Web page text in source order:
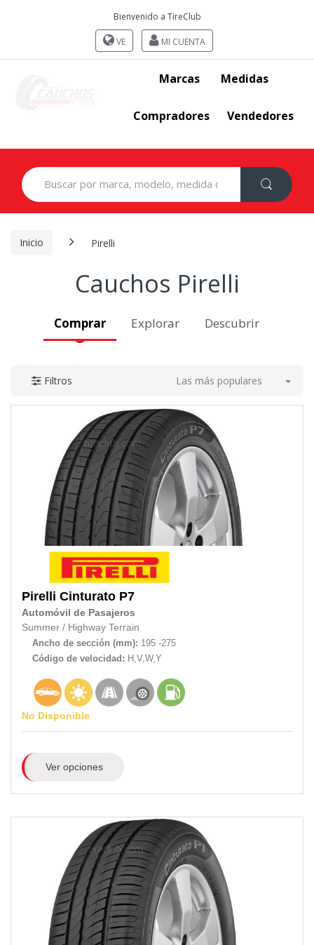
Bienvenido a TireClub
VE MI CUENTA
Marcas Medidas
Compradores Vendedores
Search
for:
Inicio Pirelli
Cauchos Pirelli
Comprar Explorar Descubrir
Filtros Las más populares
Pirelli Cinturato P7
Automóvil de Pasajeros
Summer / Highway Terrain
Ancho de sección (mm): 195 -275
Código de velocidad: H,V,W,Y
No Disponible
Ver opciones